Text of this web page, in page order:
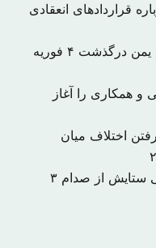
قراردادهای انعقادی
یمن درگذشت
۴ فوریه
و همکاری را آغاز
اختلاف میان
ستایش از صدام ۳